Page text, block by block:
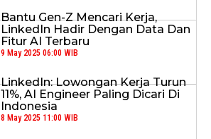
Bantu Gen-Z Mencari Kerja,
LinkedIn Hadir Dengan Data Dan
Fitur AI Terbaru
9 May 2025 06:00 WIB
LinkedIn: Lowongan Kerja Turun
11%, AI Engineer Paling Dicari Di
Indonesia
8 May 2025 11:00 WIB